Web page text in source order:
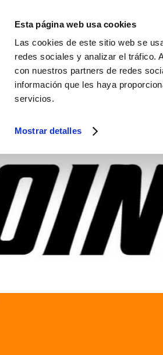
Esta página web usa cookies
Las cookies de este sitio web se
redes sociales y analizar el tráfico.
con nuestros partners de redes
información que les haya
servicios.
Mostrar detalles